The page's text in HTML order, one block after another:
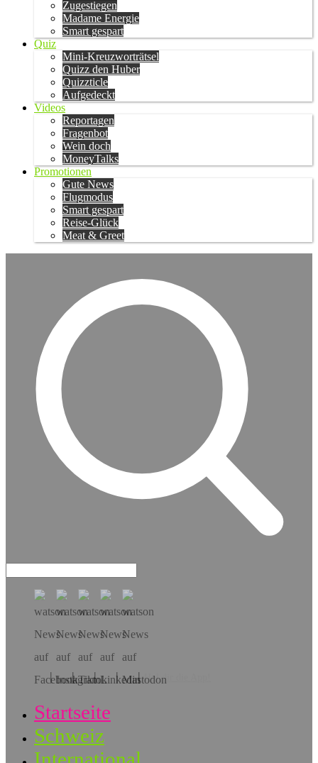
Zugestiegen
Madame Energie
Smart gespart
Quiz
Mini-Kreuzworträtsel
Quizz den Huber
Quizzticle
Aufgedeckt
Videos
Reportagen
Fragenbot
Wein doch
MoneyTalks
Promotionen
Gute News
Flugmodus
Smart gespart
Reise-Glück
Meat & Greet
Hol dir die App!
Startseite
Schweiz